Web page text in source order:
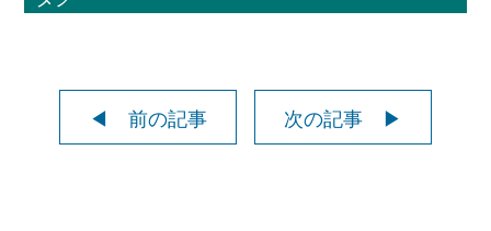
◀ 前の記事 次の記事 ▶